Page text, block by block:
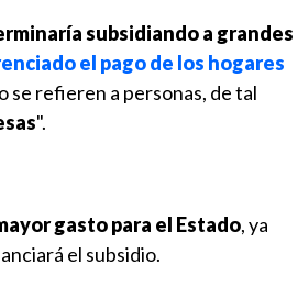
subsidiando a grandes
el pago de los hogares
se refieren a personas, de tal
".
gasto para el Estado, ya
el subsidio.